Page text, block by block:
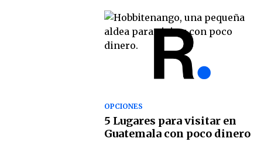
OPCIONES
5 Lugares para visitar en
Guatemala con poco dinero